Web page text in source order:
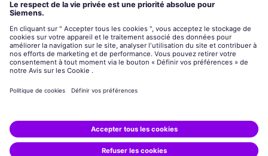
Labor Condition Application (Formulaire sur les conditions
siemens-energy.comSite Internet international
Informations sur l’entreprise
Avis de confidentialité
Siemens Energy est une marque déposée de Siemens AG.